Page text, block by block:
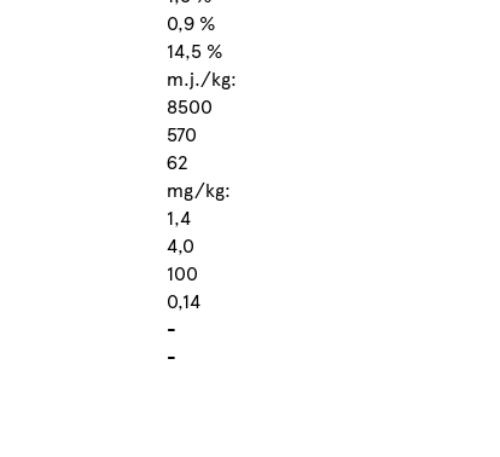
0,9 %
14,5 %
m.j./kg:
8500
570
62
mg/kg:
1,4
4,0
100
0,14
-
-